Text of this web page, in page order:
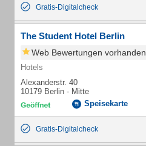
Gratis-Digitalcheck
The Student Hotel Berlin
Web Bewertungen vorhanden
Hotels
Alexanderstr. 40
10179 Berlin - Mitte
Speisekarte
Gratis-Digitalcheck